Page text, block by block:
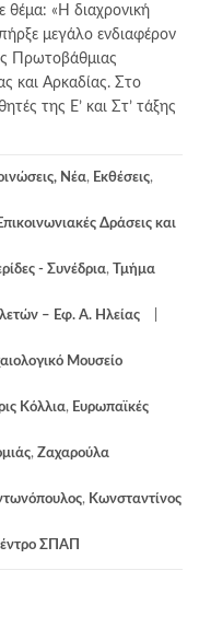
θέμα: «Η διαχρονική
μεγάλο ενδιαφέρον
Πρωτοβάθμιας
και Αρκαδίας. Στο
της Ε’ και Στ’ τάξης
Νέα, Εκθέσεις,
Δράσεις και
- Συνέδρια, Τμήμα
– Εφ. Α. Ηλείας
Μουσείο
Κόλλια, Ευρωπαϊκές
, Ζαχαρούλα
, Κωνσταντίνος
ΣΠΑΠ